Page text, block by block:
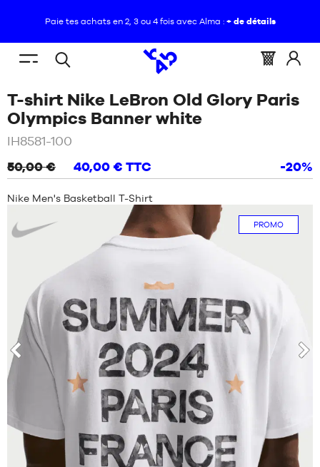
NOUVEAUTÉS
VÊTEMENTS
MARQUES
ENFANT
PROMOS
SORTIES
Paie tes achats en 2, 3 ou 4 fois avec Alma : + de détails
search
FR
vous
VÊTEMENTS
NBA
MARQUES
ENFANT
PROMOS
SORTIES
ÊTES
ICI
:
T-shirt Nike LeBron Old Glory Paris
Olympics Banner white/
IH8581-100
50,00 €
40,00 € TTC -20%
Nike Men's Basketball T-Shirt
PROMO